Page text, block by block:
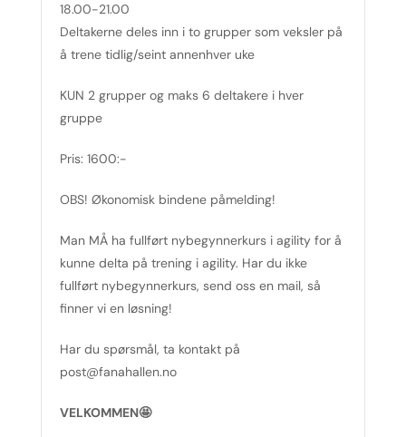
18.00-21.00
Deltakerne deles inn i to grupper som veksler på
å trene tidlig/seint annenhver uke
KUN 2 grupper og maks 6 deltakere i hver
gruppe
Pris: 1600:-
OBS! Økonomisk bindene påmelding!
Man MÅ ha fullført nybegynnerkurs i agility for å
kunne delta på trening i agility. Har du ikke
fullført nybegynnerkurs, send oss en mail, så
finner vi en løsning!
Har du spørsmål, ta kontakt på
post@fanahallen.no
VELKOMMEN🤩